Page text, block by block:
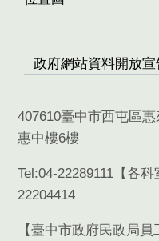
政府網站資料開放宣
407610臺中市西屯區
惠中樓6樓
Tel:04-22289111【各科
22204414
【臺中市政府民政局員